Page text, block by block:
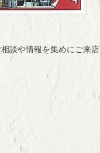
談や情報を集めにご来店